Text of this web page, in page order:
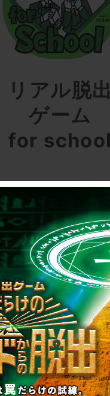
リアル脱
ゲーム
for
次の授業は“謎
き”!?